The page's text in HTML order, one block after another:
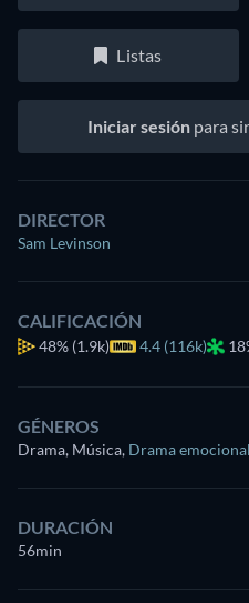
Listas
Iniciar sesión para
DIRECTOR
Sam Levinson
CALIFICACIÓN
48% (1.9k) 4.4 (116k)
GÉNEROS
Drama, Música, Drama emocional
DURACIÓN
56min